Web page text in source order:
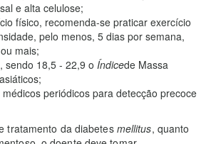
e alta celulose;
físico, recomenda-se praticar exercício
pelo menos, 5 dias por semana,
mais;
sendo 18,5 - 22,9 o Índicede Massa
periódicos para detecção precoce
tratamento da diabetesmellitus, quanto